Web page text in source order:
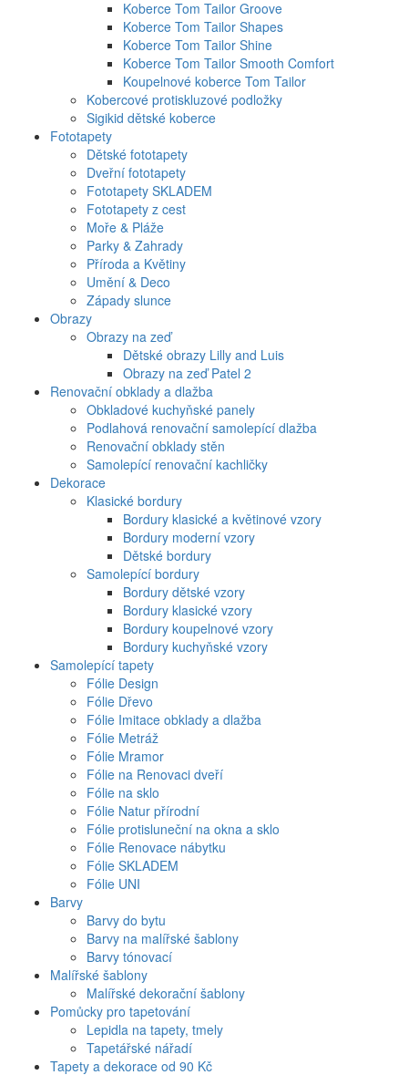
Koberce Tom Tailor Groove
Koberce Tom Tailor Shapes
Koberce Tom Tailor Shine
Koberce Tom Tailor Smooth Comfort
Koupelnové koberce Tom Tailor
Kobercové protiskluzové podložky
Sigikid dětské koberce
Fototapety
Dětské fototapety
Dveřní fototapety
Fototapety SKLADEM
Fototapety z cest
Moře & Pláže
Parky & Zahrady
Příroda a Květiny
Umění & Deco
Západy slunce
Obrazy
Obrazy na zeď
Dětské obrazy Lilly and Luis
Obrazy na zeď Patel 2
Renovační obklady a dlažba
Obkladové kuchyňské panely
Podlahová renovační samolepící dlažba
Renovační obklady stěn
Samolepící renovační kachličky
Dekorace
Klasické bordury
Bordury klasické a květinové vzory
Bordury moderní vzory
Dětské bordury
Samolepící bordury
Bordury dětské vzory
Bordury klasické vzory
Bordury koupelnové vzory
Bordury kuchyňské vzory
Samolepící tapety
Fólie Design
Fólie Dřevo
Fólie Imitace obklady a dlažba
Fólie Metráž
Fólie Mramor
Fólie na Renovaci dveří
Fólie na sklo
Fólie Natur přírodní
Fólie protisluneční na okna a sklo
Fólie Renovace nábytku
Fólie SKLADEM
Fólie UNI
Barvy
Barvy do bytu
Barvy na malířské šablony
Barvy tónovací
Malířské šablony
Malířské dekorační šablony
Pomůcky pro tapetování
Lepidla na tapety, tmely
Tapetářské nářadí
Tapety a dekorace od 90 Kč